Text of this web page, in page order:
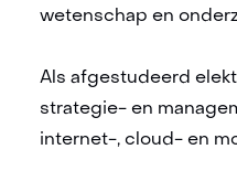
wetenschap en
Als afgestudeerd
strategie- en
internet-, cloud- en